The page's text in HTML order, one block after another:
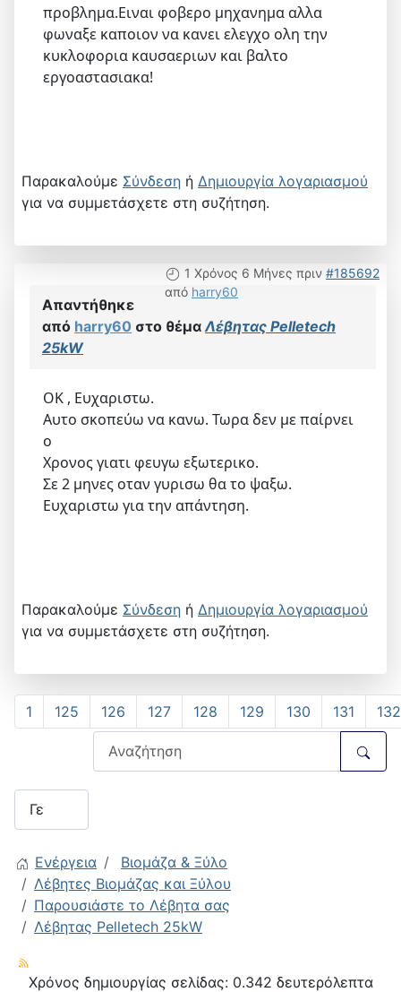
προβλημα.Ειναι φοβερο μηχανημα αλλα
φωναξε καποιον να κανει ελεγχο ολη την
κυκλοφορια καυσαεριων και βαλτο
εργοαστασιακα!
Παρακαλούμε Σύνδεση ή Δημιουργία λογαριασμού
για να συμμετάσχετε στη συζήτηση.
1 Χρόνος 6 Μήνες πριν #185692
από harry60
Απαντήθηκε
από harry60 στο θέμα Λέβητας Pelletech
25kW
OK , Ευχαριστω.
Αυτο σκοπεύω να κανω. Τωρα δεν με παίρνει
ο
Χρονος γιατι φευγω εξωτερικο.
Σε 2 μηνες οταν γυρισω θα το ψαξω.
Ευχαριστω για την απάντηση.
Παρακαλούμε Σύνδεση ή Δημιουργία λογαριασμού
για να συμμετάσχετε στη συζήτηση.
1 125 126 127 128 129 130 131 132
Ενέργεια
Βιομάζα & Ξύλο
Λέβητες Βιομάζας και Ξύλου
Παρουσιάστε το Λέβητα σας
Λέβητας Pelletech 25kW
Χρόνος δημιουργίας σελίδας: 0.342 δευτερόλεπτα